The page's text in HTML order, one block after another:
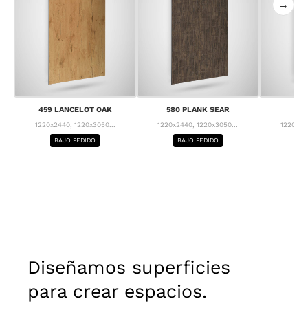
459 LANCELOT OAK
1220x2440, 1220x3050...
BAJO PEDIDO
580 PLANK SEAR
1220x2440, 1220x3050...
BAJO PEDIDO
→
Diseñamos superficies
para crear espacios.